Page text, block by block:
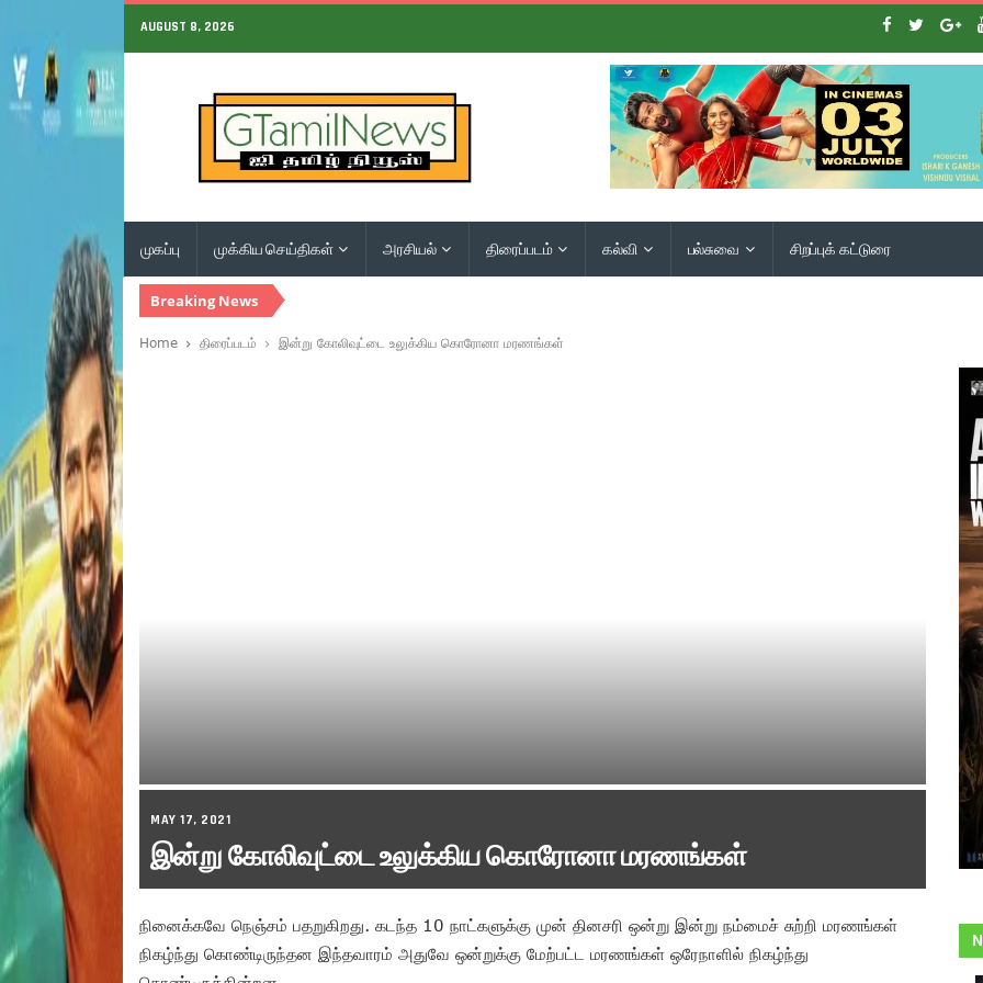
AUGUST 8, 2026
முகப்பு முக்கிய செய்திகள் அரசியல் திரைப்படம் கல்வி பல்சுவை சிறப்புக் கட்டுரை
Breaking News
Home திரைப்படம் இன்று கோலிவுட்டை உலுக்கிய கொரோனா மரணங்கள்
MAY 17, 2021
இன்று கோலிவுட்டை உலுக்கிய கொரோனா மரணங்கள்
நினைக்கவே நெஞ்சம் பதறுகிறது. கடந்த 10 நாட்களுக்கு முன் தினசரி ஒன்று இன்று நம்மைச் சுற்றி மரணங்கள்
நிகழ்ந்து கொண்டிருந்தன இந்தவாரம் அதுவே ஒன்றுக்கு மேற்பட்ட மரணங்கள் ஒரேநாளில் நிகழ்ந்து